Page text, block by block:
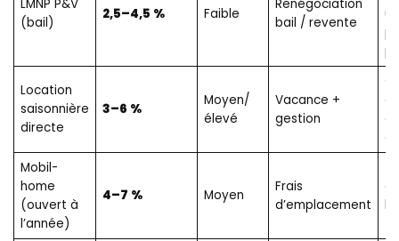
LMNP P&V
(bail)
2,5–4,5 % Faible
Renégociation
bail / revente
Location
saisonnière
directe
3–6 %
Moyen/
élevé
Vacance +
gestion
du
Mobil-
home
(ouvert à
l’année)
4–7 % Moyen
Frais
d’emplacement